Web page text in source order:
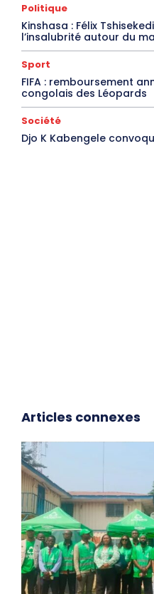
Politique
Kinshasa : Félix
l’insalubrité autour du
Sport
FIFA : remboursement
congolais des Léopards
Société
Djo K Kabengele
Articles connexes